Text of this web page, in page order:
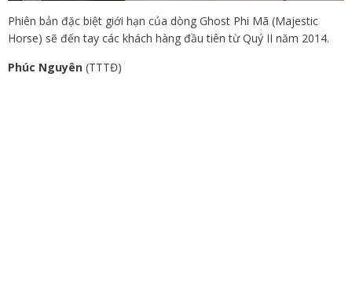
Phiên bản đặc biệt giới hạn của dòng Ghost Phi Mã (Majestic
Horse) sẽ đến tay các khách hàng đầu tiên từ Quý II năm 2014.
Phúc Nguyên (TTTĐ)